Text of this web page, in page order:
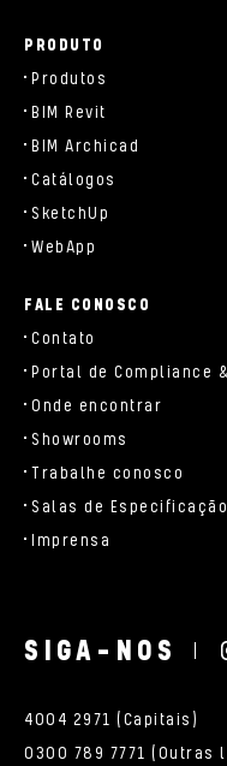
PRODUTO
Produtos
BIM Revit
BIM Archicad
Catálogos
SketchUp
WebApp
FALE CONOSCO
Contato
Portal de Compliance &
Onde encontrar
Showrooms
Trabalhe conosco
Salas de Especificação
Imprensa
SIGA-NOS
4004 2971 (Capitais)
0300 789 7771 (Outras